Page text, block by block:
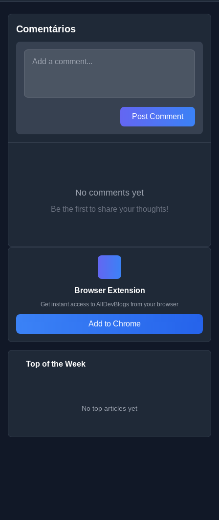
Comentários
Post Comment
No comments yet
Be the first to share your thoughts!
Browser Extension
Get instant access to AllDevBlogs from your browser
Add to Chrome
Top of the Week
No top articles yet